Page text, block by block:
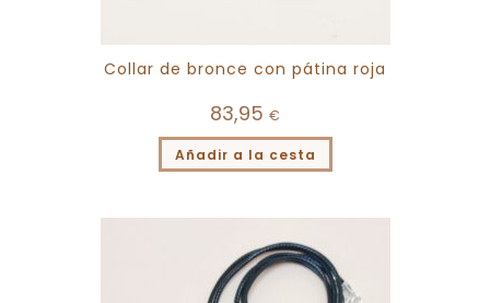
Collar de bronce con pátina roja
83,95 €
Añadir a la cesta